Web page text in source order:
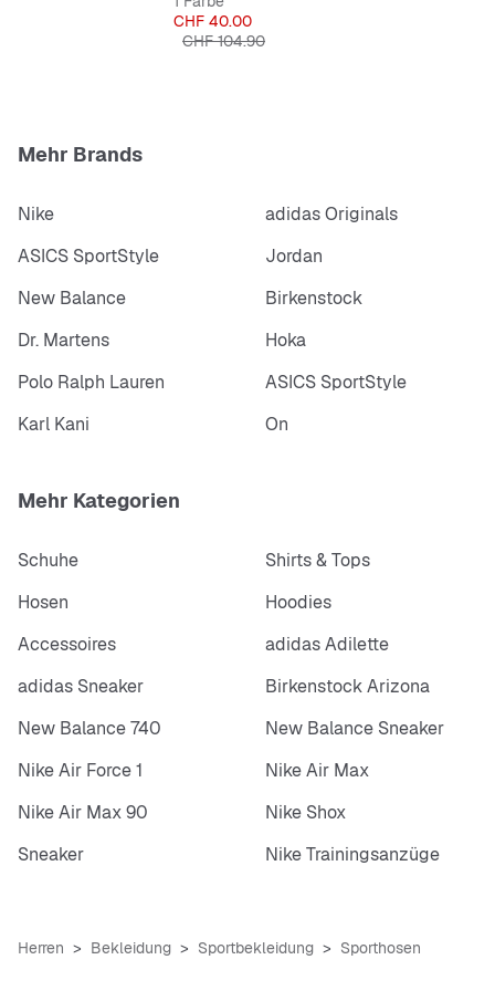
Preis
CHF 40.00
Originalpreis
CHF 104.90
Mehr Brands
Nike
adidas Originals
ASICS SportStyle
Jordan
New Balance
Birkenstock
Dr. Martens
Hoka
Polo Ralph Lauren
ASICS SportStyle
Karl Kani
On
Mehr Kategorien
Schuhe
Shirts & Tops
Hosen
Hoodies
Accessoires
adidas Adilette
adidas Sneaker
Birkenstock Arizona
New Balance 740
New Balance Sneaker
Nike Air Force 1
Nike Air Max
Nike Air Max 90
Nike Shox
Sneaker
Nike Trainingsanzüge
Herren Bekleidung Sportbekleidung Sporthosen